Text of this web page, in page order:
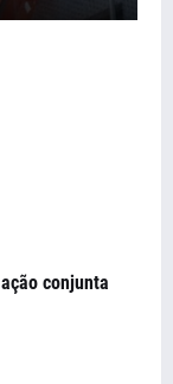
conjunta